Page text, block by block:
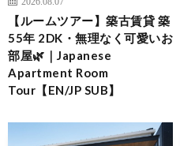
【ルームツアー】築古賃貸 築
55年 2DK・無理なく可愛いお
部屋🌿｜Japanese
Apartment Room
Tour【EN/JP SUB】